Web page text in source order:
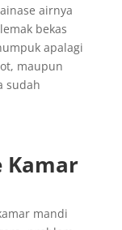
airnya
bekas
apalagi
maupun
sudah
Kamar
mandi